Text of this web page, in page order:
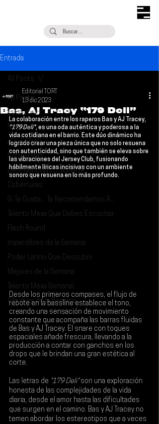
Entrada
All Posts
Escúchalo
Noticias
¿Qué Plan?
Entrevistas
Descubrimiento Semanal
Coberturas
Si Te Gusta... Te Recomendamos A...
Talento Mexa Que Debes Escuchar
Flash Round
Imperdibles de la Semana
Poder Latino Que Descubrir
Mejores de la Semana
Talento Mexa Semanal
Álbumes de la Semana
All Posts
Bas, Aj Tracy “179 Deli”
Editorial TORT
13 dic 2023
La colaboración entre los raperos Bas y AJ Tracey,
"179 Deli", es una oda auténtica y poderosa a la
vida cotidiana en el barrio. Este dúo dinámico ha
logrado crear una pieza única que no solo resuena
con autenticidad, sino que también se eleva sobre
las vibraciones del Jersey Club, fusionando
hábilmente líricas incisivas con un ambiente
sonoro que resuena en lo más profundo.
Desde los primeros compases, el flujo de
rebote en la bassline establece el tono,
creando una sensación de movimiento
constante que acompaña las barras fluidas
de Bas y AJ Tracey. El snare con toques
espaciales añade frescura, llevando a la
producción a contar con ganchos en los
drops que le brindan una gran estética al
corte.
Las letras de "179 Deli" son una exploración
honesta de las complejidades de la vida
diaria, desde el amor hasta las dificultades
que surgen en el camino. Bas y AJ Tracey no
temen abordar los estereotipos que a veces